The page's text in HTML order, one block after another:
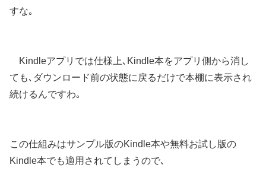
すな｡
Kindleアプリでは仕様上､Kindle本をアプリ側から消し
ても､ダウンロード前の状態に戻るだけで本棚に表示され
続けるんですわ｡
この仕組みはサンプル版のKindle本や無料お試し版の
Kindle本でも適用されてしまうので､